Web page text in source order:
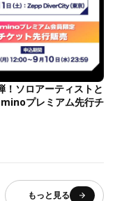
ソロアーティストと
プレミアム先行チ
もっと見る